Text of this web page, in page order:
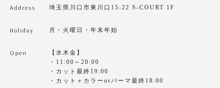
Address 埼玉県川口市東川口15-22 S-COURT 1F
Holiday 月・火曜日・年末年始
Open
【水木金】
・11:00～20:00
・カット最終19:00
・カット＋カラーorパーマ最終18:00